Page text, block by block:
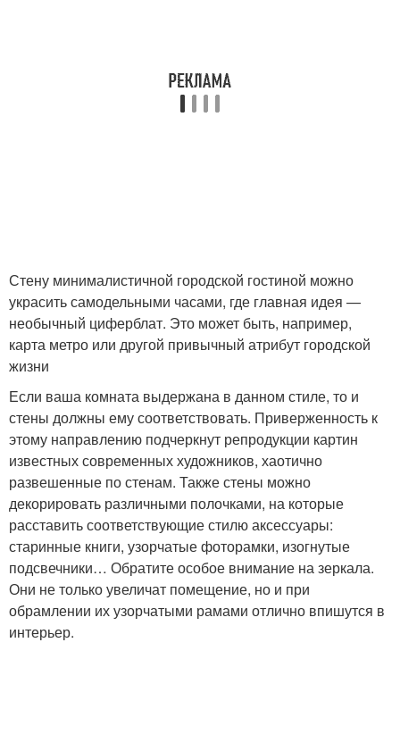
Стену минималистичной городской гостиной можно
украсить самодельными часами, где главная идея —
необычный циферблат. Это может быть, например,
карта метро или другой привычный атрибут городской
жизни
Если ваша комната выдержана в данном стиле, то и
стены должны ему соответствовать. Приверженность к
этому направлению подчеркнут репродукции картин
известных современных художников, хаотично
развешенные по стенам. Также стены можно
декорировать различными полочками, на которые
расставить соответствующие стилю аксессуары:
старинные книги, узорчатые фоторамки, изогнутые
подсвечники… Обратите особое внимание на зеркала.
Они не только увеличат помещение, но и при
обрамлении их узорчатыми рамами отлично впишутся в
интерьер.